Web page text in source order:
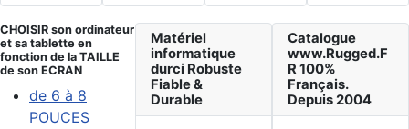
CHOISIR son ordinateur
et sa tablette en
fonction de la TAILLE
de son ECRAN
de 6 à 8
POUCES
Matériel
informatique
durci Robuste
Fiable &
Durable
Catalogue
www.Rugged.F
R 100%
Français.
Depuis 2004